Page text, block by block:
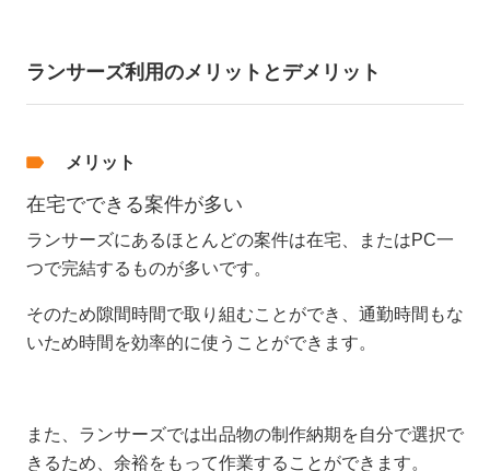
ランサーズ利用のメリットとデメリット
メリット
在宅でできる案件が多い
ランサーズにあるほとんどの案件は在宅、またはPC一
つで完結するものが多いです。
そのため隙間時間で取り組むことができ、通勤時間もな
いため時間を効率的に使うことができます。
また、ランサーズでは出品物の制作納期を自分で選択で
きるため、余裕をもって作業することができます。